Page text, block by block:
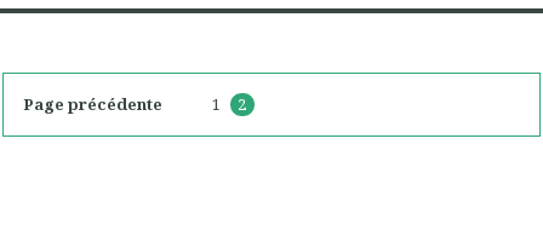
Page précédente 1 2